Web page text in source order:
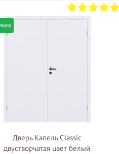
Дверь Капель Classic
двустворчатая цвет белый